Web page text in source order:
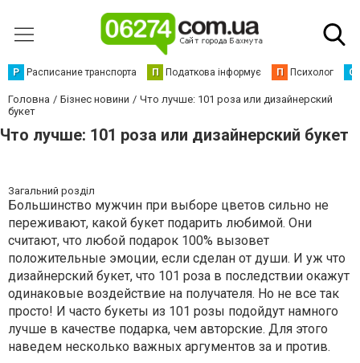
Р Расписание транспорта П Податкова інформує П Психолог С
Головна Бізнес новини
Что лучше: 101 роза или дизайнерский
букет
Что лучше: 101 роза или дизайнерский букет
Загальний розділ
Большинство мужчин при выборе цветов сильно не
переживают, какой букет подарить любимой. Они
считают, что любой подарок 100% вызовет
положительные эмоции, если сделан от души. И уж что
дизайнерский букет, что 101 роза в последствии окажут
одинаковые воздействие на получателя. Но не все так
просто! И часто букеты из 101 розы подойдут намного
лучше в качестве подарка, чем авторские. Для этого
наведем несколько важных аргументов за и против.